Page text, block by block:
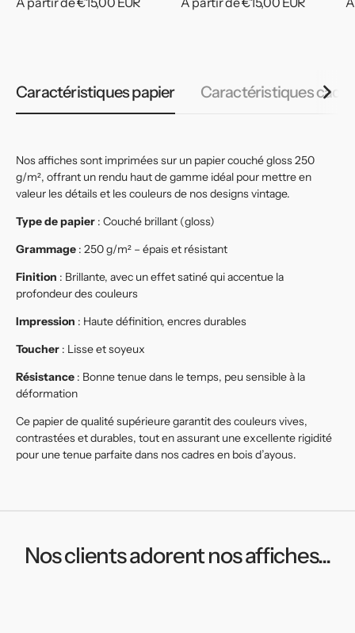
Caractéristiques papier Caractéristiques cadre
Nos affiches sont imprimées sur un papier couché gloss 250
g/m², offrant un rendu haut de gamme idéal pour mettre en
valeur les détails et les couleurs de nos designs vintage.
Type de papier : Couché brillant (gloss)
Grammage : 250 g/m² – épais et résistant
Finition : Brillante, avec un effet satiné qui accentue la
profondeur des couleurs
Impression : Haute définition, encres durables
Toucher : Lisse et soyeux
Résistance : Bonne tenue dans le temps, peu sensible à la
déformation
Ce papier de qualité supérieure garantit des couleurs vives,
contrastées et durables, tout en assurant une excellente rigidité
pour une tenue parfaite dans nos cadres en bois d’ayous.
Nos clients adorent nos affiches...